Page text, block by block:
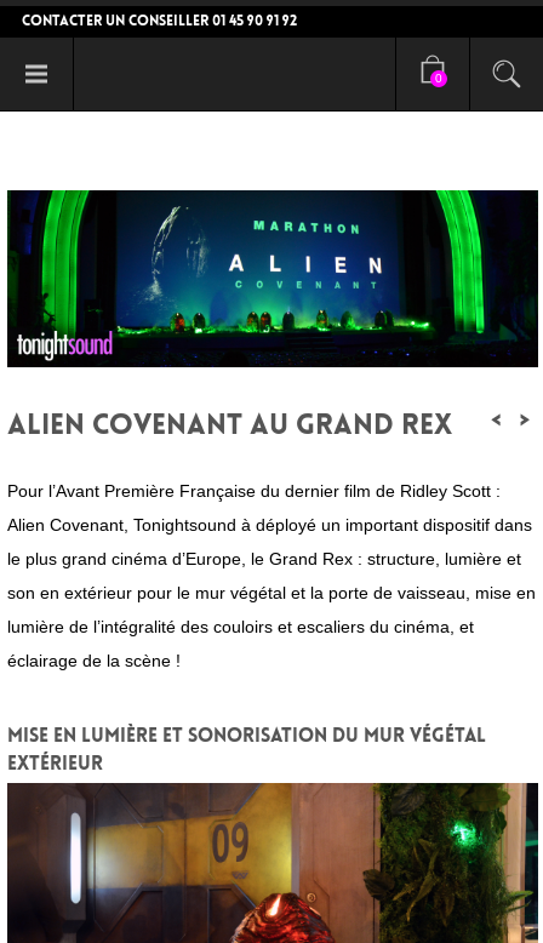
CONTACTER UN CONSEILLER 01 45 90 91 92
0
< >
ALIEN COVENANT AU GRAND REX
Pour l’Avant Première Française du dernier film de Ridley Scott :
Alien Covenant, Tonightsound à déployé un important dispositif dans
le plus grand cinéma d’Europe, le Grand Rex : structure, lumière et
son en extérieur pour le mur végétal et la porte de vaisseau, mise en
lumière de l’intégralité des couloirs et escaliers du cinéma, et
éclairage de la scène !
Mise en lumière et sonorisation du mur végétal
extérieur